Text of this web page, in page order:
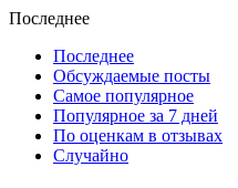
Последнее
Последнее
Обсуждаемые посты
Самое популярное
Популярное за 7 дней
По оценкам в отзывах
Случайно